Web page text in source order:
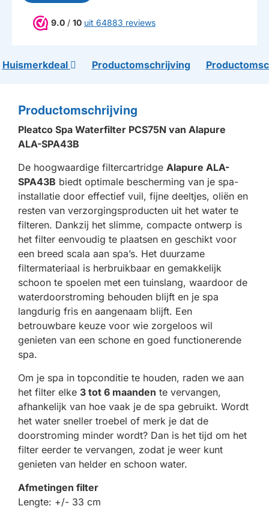
9.0 / 10 uit 64883 reviews
Huismerkdeal Productomschrijving
Productomschrijving
Pleatco Spa Waterfilter PCS75N van Alapure
ALA-SPA43B
De hoogwaardige filtercartridge Alapure ALA-
SPA43B biedt optimale bescherming van je spa-
installatie door effectief vuil, fijne deeltjes, oliën en
resten van verzorgingsproducten uit het water te
filteren. Dankzij het slimme, compacte ontwerp is
het filter eenvoudig te plaatsen en geschikt voor
een breed scala aan spa’s. Het duurzame
filtermateriaal is herbruikbaar en gemakkelijk
schoon te spoelen met een tuinslang, waardoor de
waterdoorstroming behouden blijft en je spa
langdurig fris en aangenaam blijft. Een
betrouwbare keuze voor wie zorgeloos wil
genieten van een schone en goed functionerende
spa.
Om je spa in topconditie te houden, raden we aan
het filter elke 3 tot 6 maanden te vervangen,
afhankelijk van hoe vaak je de spa gebruikt. Wordt
het water sneller troebel of merk je dat de
doorstroming minder wordt? Dan is het tijd om het
filter eerder te vervangen, zodat je weer kunt
genieten van helder en schoon water.
Afmetingen filter
Lengte: +/- 33 cm